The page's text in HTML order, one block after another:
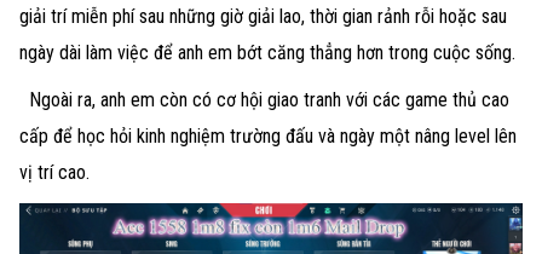
giải trí miễn phí sau những giờ giải lao, thời gian rảnh rỗi hoặc sau
ngày dài làm việc để anh em bớt căng thẳng hơn trong cuộc sống.
Ngoài ra, anh em còn có cơ hội giao tranh với các game thủ cao
cấp để học hỏi kinh nghiệm trường đấu và ngày một nâng level lên
vị trí cao.